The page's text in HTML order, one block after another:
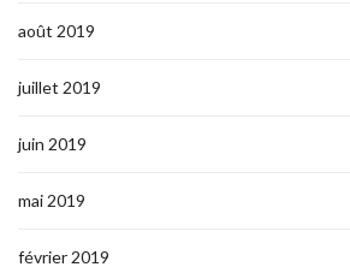
août 2019
juillet 2019
juin 2019
mai 2019
février 2019